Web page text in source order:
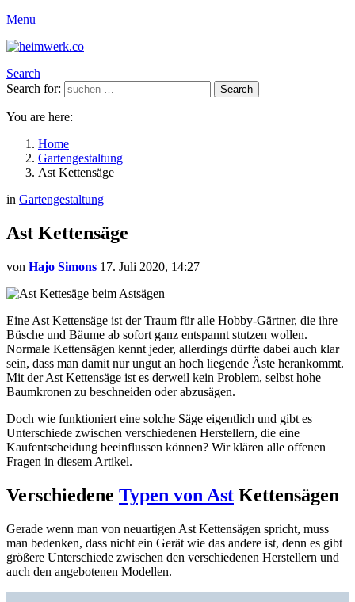
Menu
Search
Search for:
Search
You are here:
Home
Gartengestaltung
Ast Kettensäge
in Gartengestaltung
Ast Kettensäge
von Hajo Simons 17. Juli 2020, 14:27
Eine Ast Kettensäge ist der Traum für alle Hobby-Gärtner, die ihre
Büsche und Bäume ab sofort ganz entspannt stutzen wollen.
Normale Kettensägen kennt jeder, allerdings dürfte dabei auch klar
sein, dass man damit nur ungut an hoch liegende Äste herankommt.
Mit der Ast Kettensäge ist es derweil kein Problem, selbst hohe
Baumkronen zu beschneiden oder abzusägen.
Doch wie funktioniert eine solche Säge eigentlich und gibt es
Unterschiede zwischen verschiedenen Herstellern, die eine
Kaufentscheidung beeinflussen können? Wir klären alle offenen
Fragen in diesem Artikel.
Verschiedene Typen von Ast Kettensägen
Gerade wenn man von neuartigen Ast Kettensägen spricht, muss
man bedenken, dass nicht ein Gerät wie das andere ist, denn es gibt
größere Unterschiede zwischen den verschiedenen Herstellern und
auch den angebotenen Modellen.